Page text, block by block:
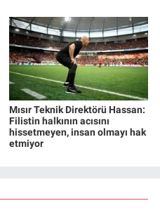
Mısır Teknik Direktörü Hassan:
Filistin halkının acısını
hissetmeyen, insan olmayı hak
etmiyor